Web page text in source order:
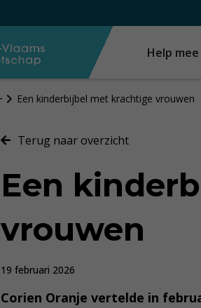
Help mee
Een kinderbijbel met krachtige vrouwen
Terug naar overzicht
Een
vrouwen
19 februari 2026
Corien Oranje vertelde in